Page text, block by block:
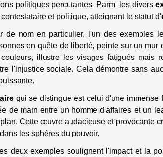
politiques percutantes. Parmi les divers
et politique, atteignant le statut d'
de nom en particulier, l'un des exemples
en quête de liberté, peinte sur un
illustre les visages fatigués mais
l'injustice sociale. Cela démontre sans
qui se distingue est celui d'une immense
de main entre un homme d'affaires et un
Cette œuvre audacieuse et provocante
les sphères du pouvoir.
deux exemples soulignent l'impact et la